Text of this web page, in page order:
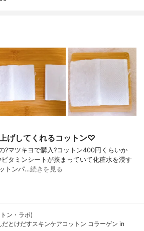
げしてくれるコットン♡
?マツキヨで購入?コットン400円くらいか
タミンシートが挟まっていて化粧水を浸す
トンパ…続きを見る
ン・ラボ)
とけだすスキンケアコットン コラーゲン in